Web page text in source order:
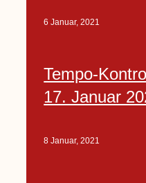
6 Januar, 2021
Tempo-
17. Januar
8 Januar, 2021